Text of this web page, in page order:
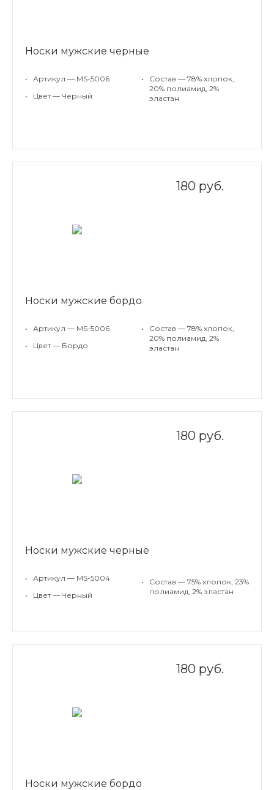
Носки мужские черные
•
Артикул — MS-5006
•
Цвет — Черный
•
Состав — 78% хлопок,
20% полиамид, 2%
эластан
180 руб.
Носки мужские бордо
•
Артикул — MS-5006
•
Цвет — Бордо
•
Состав — 78% хлопок,
20% полиамид, 2%
эластан
180 руб.
Носки мужские черные
•
Артикул — MS-5004
•
Цвет — Черный
•
Состав — 75% хлопок, 23%
полиамид, 2% эластан
180 руб.
Носки мужские бордо